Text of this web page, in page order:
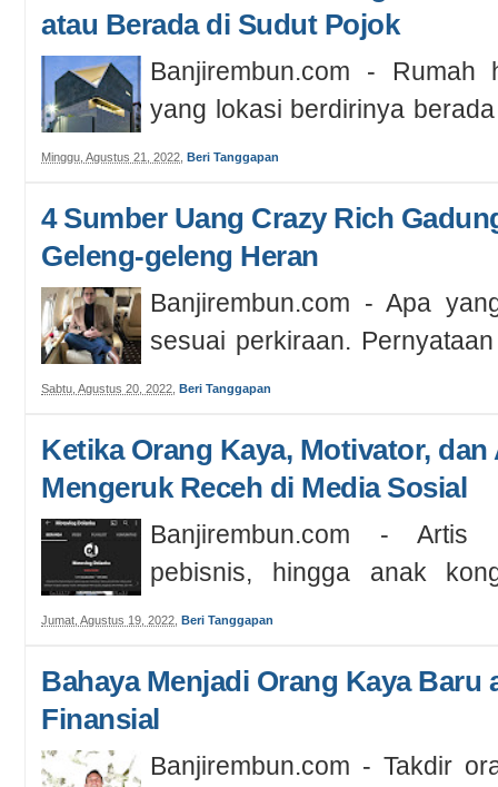
atau Berada di Sudut Pojok
Banjirembun.com - Rumah
yang lokasi berdirinya
ujung sisi persimpangan
Minggu, Agustus 21, 2022 Beri Tanggapan
4 Sumber Uang Crazy Rich
Geleng-geleng Heran
Banjirembun.com - Apa
sesuai perkiraan.
sebuah pesan penting,
Sabtu, Agustus 20, 2022 Beri Tanggapan
Ketika Orang Kaya, Motivator, dan
Mengeruk Receh di Media Sosial
Banjirembun.com - Artis
pebisnis, hingga anak
merintis hidup "mandiri"
Jumat, Agustus 19, 2022 Beri Tanggapan
Bahaya Menjadi Orang Kaya Baru
Finansial
Banjirembun.com - Takdir